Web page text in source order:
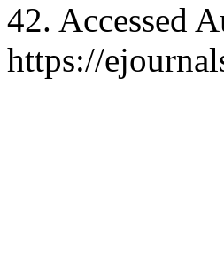
42. Accessed
https://